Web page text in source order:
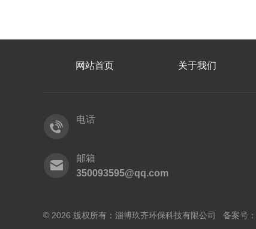
网站首页 关于我们
电话
邮箱
350093595@qq.com
© 2026 版权所有：淄博玖齐环保科技有限公司 备案号：